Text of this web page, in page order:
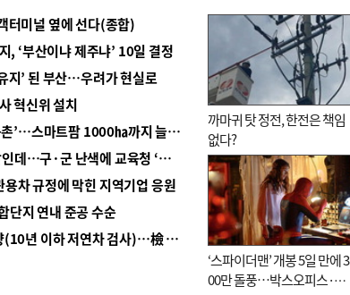
터미널 옆에 선다(종합)
‘부산이냐 제주냐’ 10일 결정
지’ 된 부산…우려가 현실로
혁신위 설치
■ 경남 농정 비전 ‘잘 사는 농촌’…스마트팜 1000㏊까지 늘린다
■ 교육혁신선도지 공모 코앞인데…구·군 난색에 교육청 ‘쩔쩔’
차 규정에 막힌 지역기업 응원
단지 연내 준공 수순
■ 검사 신분 버리고 직급하향(10년 이하 저연차 검사)…檢 중수청행 기피
까마귀 탓 정전, 한전은 책임
없다?
‘스파이더맨’ 개봉 5일 만에 3
00만 돌풍…박스오피스·예